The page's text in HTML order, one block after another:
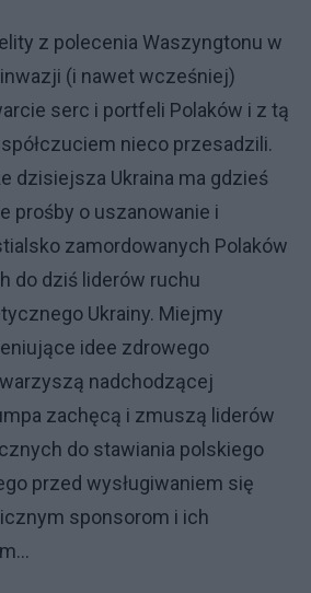
z polecenia Waszyngtonu w
(i nawet wcześniej)
serc i portfeli Polaków i z tą
nieco przesadzili.
dzisiejsza Ukraina ma gdzieś
prośby o uszanowanie i
zamordowanych Polaków
do dziś liderów ruchu
Ukrainy. Miejmy
idee zdrowego
nadchodzącej
zachęcą i zmuszą liderów
do stawiania polskiego
przed wysługiwaniem się
sponsorom i ich